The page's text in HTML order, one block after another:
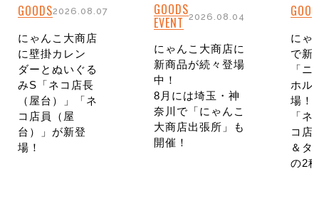
GOODS2026.08.07
にゃんこ大商店
に壁掛カレン
ダーとぬいぐる
みS「ネコ店長
（屋台）」「ネ
コ店員（屋
台）」が新登
場！
GOODS
EVENT 2026.08.04
にゃんこ大商店に
新商品が続々登場
中！
8月には埼玉・神
奈川で「にゃんこ
大商店出張所」も
開催！
にゃ
で新
「
ホル
場！
「
コ店
＆タ
の2